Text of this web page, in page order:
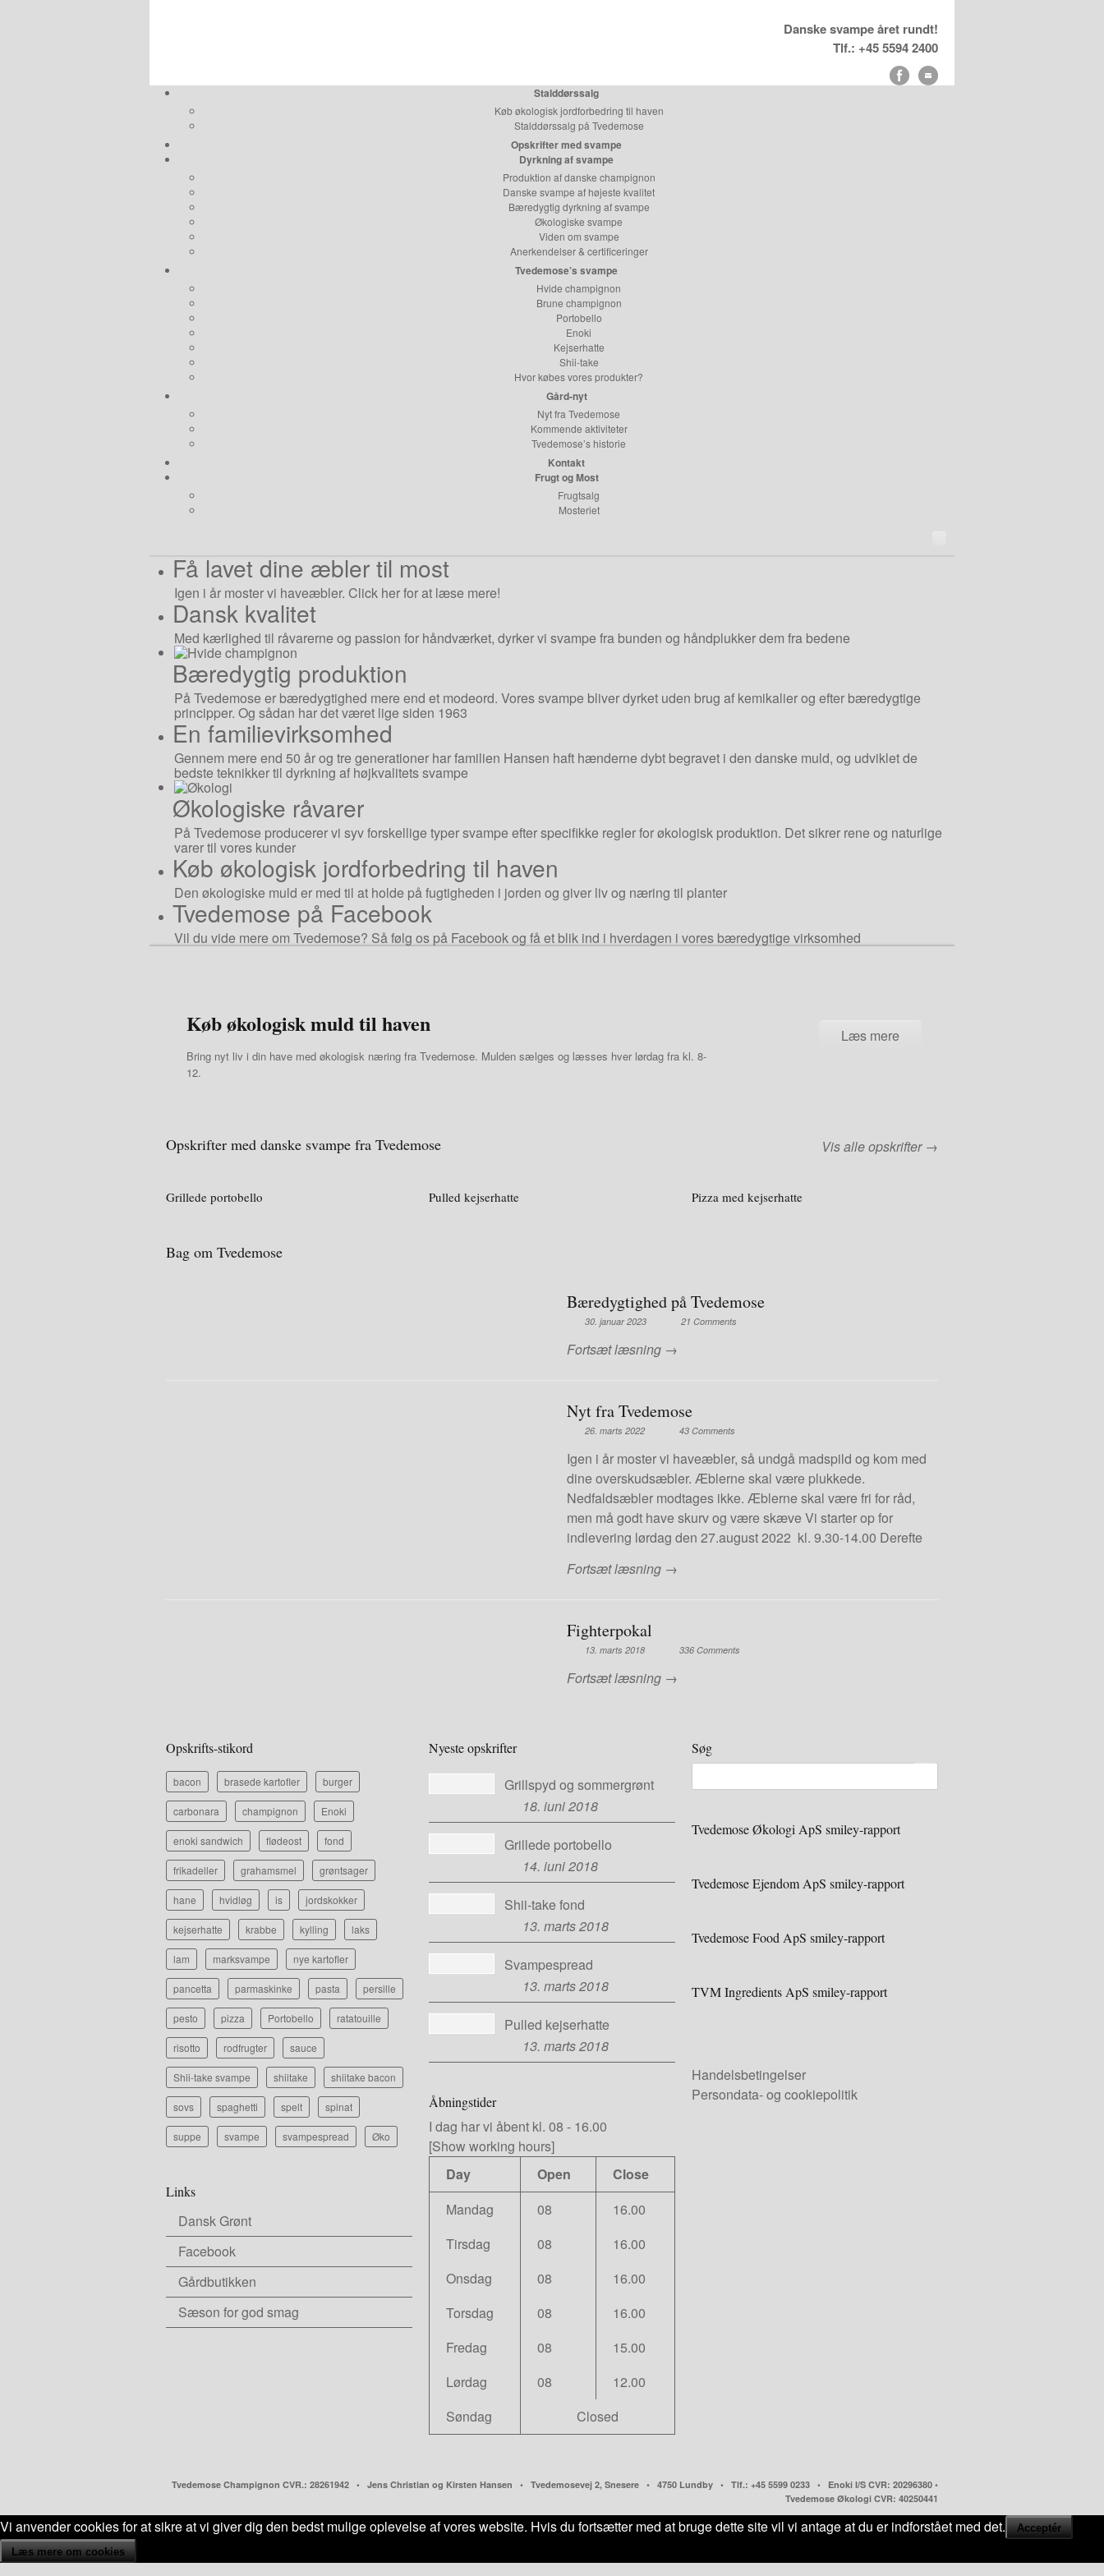
Danske svampe året rundt!
Tlf.: +45 5594 2400
Stalddørssalg
Køb økologisk jordforbedring til haven
Stalddørssalg på Tvedemose
Opskrifter med svampe
Dyrkning af svampe
Produktion af danske champignon
Danske svampe af højeste kvalitet
Bæredygtig dyrkning af svampe
Økologiske svampe
Viden om svampe
Anerkendelser & certificeringer
Tvedemose’s svampe
Hvide champignon
Brune champignon
Portobello
Enoki
Kejserhatte
Shii-take
Hvor købes vores produkter?
Gård-nyt
Nyt fra Tvedemose
Kommende aktiviteter
Tvedemose’s historie
Kontakt
Frugt og Most
Frugtsalg
Mosteriet
Få lavet dine æbler til most
Igen i år moster vi haveæbler. Click her for at læse mere!
Dansk kvalitet
Med kærlighed til råvarerne og passion for håndværket, dyrker vi svampe fra bunden og håndplukker dem fra bedene
Bæredygtig produktion
På Tvedemose er bæredygtighed mere end et modeord. Vores svampe bliver dyrket uden brug af kemikalier og efter bæredygtige
principper. Og sådan har det været lige siden 1963
En familievirksomhed
Gennem mere end 50 år og tre generationer har familien Hansen haft hænderne dybt begravet i den danske muld, og udviklet de
bedste teknikker til dyrkning af højkvalitets svampe
Økologiske råvarer
På Tvedemose producerer vi syv forskellige typer svampe efter specifikke regler for økologisk produktion. Det sikrer rene og naturlige
varer til vores kunder
Køb økologisk jordforbedring til haven
Den økologiske muld er med til at holde på fugtigheden i jorden og giver liv og næring til planter
Tvedemose på Facebook
Vil du vide mere om Tvedemose? Så følg os på Facebook og få et blik ind i hverdagen i vores bæredygtige virksomhed
Køb økologisk muld til haven
Bring nyt liv i din have med økologisk næring fra Tvedemose. Mulden sælges og læsses hver lørdag fra kl. 8-
12.
Læs mere
Opskrifter med danske svampe fra Tvedemose Vis alle opskrifter →
Grillede portobello Pulled kejserhatte Pizza med kejserhatte
Bag om Tvedemose
Bæredygtighed på Tvedemose
30. januar 2023 21 Comments
Fortsæt læsning →
Nyt fra Tvedemose
26. marts 2022 43 Comments
Igen i år moster vi haveæbler, så undgå madspild og kom med
dine overskudsæbler. Æblerne skal være plukkede.
Nedfaldsæbler modtages ikke. Æblerne skal være fri for råd,
men må godt have skurv og være skæve Vi starter op for
indlevering lørdag den 27.august 2022 kl. 9.30-14.00 Derefte
Fortsæt læsning →
Fighterpokal
13. marts 2018 336 Comments
Fortsæt læsning →
Opskrifts-stikord
bacon brasede kartofler burger
carbonara champignon Enoki
enoki sandwich flødeost fond
frikadeller grahamsmel grøntsager
hane hvidløg is jordskokker
kejserhatte krabbe kylling laks
lam marksvampe nye kartofler
pancetta parmaskinke pasta persille
pesto pizza Portobello ratatouille
risotto rodfrugter sauce
Shii-take svampe shiitake shiitake bacon
sovs spaghetti spelt spinat
suppe svampe svampespread Øko
Links
Dansk Grønt
Facebook
Gårdbutikken
Sæson for god smag
Nyeste opskrifter
Grillspyd og sommergrønt
18. juni 2018
Grillede portobello
14. juni 2018
Shii-take fond
13. marts 2018
Svampespread
13. marts 2018
Pulled kejserhatte
13. marts 2018
Åbningstider
I dag har vi åbent kl. 08 - 16.00
[Show working hours]
Day
Open
Close
Mandag
08
16.00
Tirsdag
08
16.00
Onsdag
08
16.00
Torsdag
08
16.00
Fredag
08
15.00
Lørdag
08
12.00
Søndag
Closed
Søg
Tvedemose Økologi ApS smiley-rapport
Tvedemose Ejendom ApS smiley-rapport
Tvedemose Food ApS smiley-rapport
TVM Ingredients ApS smiley-rapport
Handelsbetingelser
Persondata- og cookiepolitik
Tvedemose Champignon CVR.: 28261942 • Jens Christian og Kirsten Hansen • Tvedemosevej 2, Snesere • 4750 Lundby • Tlf.: +45 5599 0233 • Enoki I/S CVR: 20296380 •
Tvedemose Økologi CVR: 40250441
Vi anvender cookies for at sikre at vi giver dig den bedst mulige oplevelse af vores website. Hvis du fortsætter med at bruge dette site vil vi antage at du er indforstået med det.
Acceptér
Læs mere om cookies